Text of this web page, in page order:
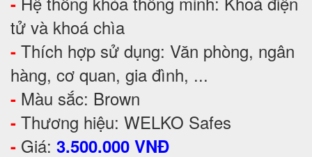
tử và khoá chìa
- Thích hợp sử dụng: Văn phòng, ngân
hàng, cơ quan, gia đình, ...
- Màu sắc: Brown
- Thương hiệu: WELKO Safes
- Giá: 3.500.000 VNĐ